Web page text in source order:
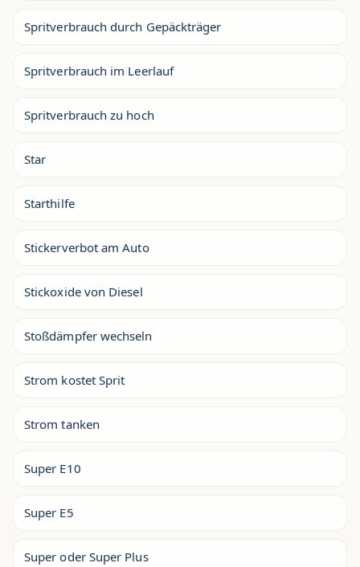
Spritverbrauch durch Gepäckträger
Spritverbrauch im Leerlauf
Spritverbrauch zu hoch
Star
Starthilfe
Stickerverbot am Auto
Stickoxide von Diesel
Stoßdämpfer wechseln
Strom kostet Sprit
Strom tanken
Super E10
Super E5
Super oder Super Plus